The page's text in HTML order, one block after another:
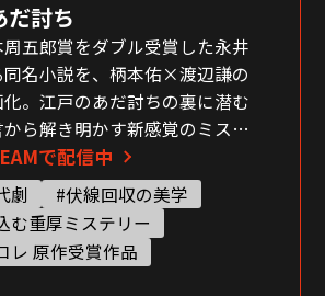
だ討ち
五郎賞をダブル受賞した永井
名小説を、柄本佑×渡辺謙の
。江戸のあだ討ちの裏に潜む
ら解き明かす新感覚のミステ
で配信中
劇
#伏線回収の美学
む重厚ミステリー
レ 原作受賞作品